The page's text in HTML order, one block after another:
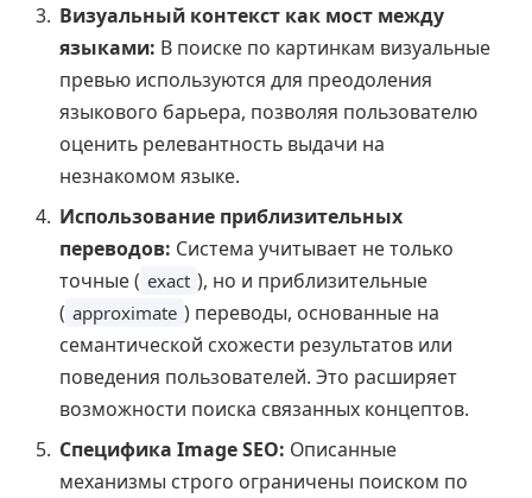
Визуальный контекст как мост между
языками: В поиске по картинкам визуальные
превью используются для преодоления
языкового барьера, позволяя пользователю
оценить релевантность выдачи на
незнакомом языке.
Использование приблизительных
переводов: Система учитывает не только
точные ( exact ), но и приблизительные
( approximate ) переводы, основанные на
семантической схожести результатов или
поведения пользователей. Это расширяет
возможности поиска связанных концептов.
Специфика Image SEO: Описанные
механизмы строго ограничены поиском по